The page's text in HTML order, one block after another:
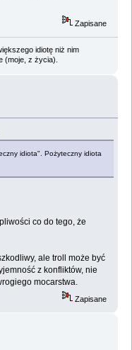
Zapisane
idiotę niż nim
(moje, z życia).
idiota". Pożyteczny idiota
co do tego, że
ale troll może być
z konfliktów, nie
mocarstwa.
Zapisane